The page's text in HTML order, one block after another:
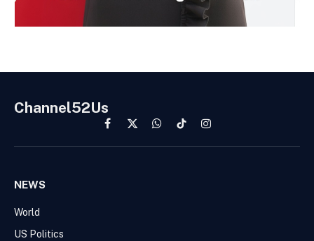
Channel52Us
Facebook
X
(Twitter)
WhatsApp
TikTokInstagram
NEWS
World
US Politics